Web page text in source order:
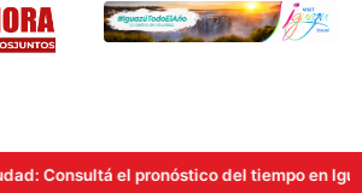
el pronóstico del tiempo en Iguazú para